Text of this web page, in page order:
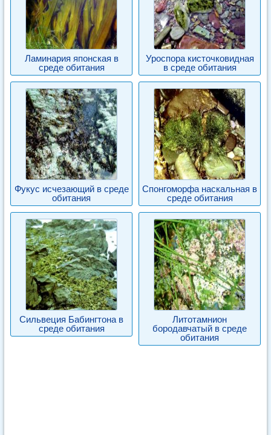
Ламинария японская в
среде обитания
Уроспора кисточковидная
в среде обитания
Фукус исчезающий в среде
обитания
Спонгоморфа наскальная в
среде обитания
Сильвеция Бабингтона в
среде обитания
Литотамнион
бородавчатый в среде
обитания